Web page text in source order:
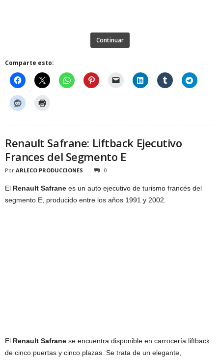
Continuar
Comparte esto:
Renault Safrane: Liftback Ejecutivo
Frances del Segmento E
Por ARLECO PRODUCCIONES 0
El Renault Safrane es un auto ejecutivo de turismo francés del
segmento E, producido entre los años 1991 y 2002.
El Renault Safrane se encuentra disponible en carrocería liftback
de cinco puertas y cinco plazas. Se trata de un elegante,